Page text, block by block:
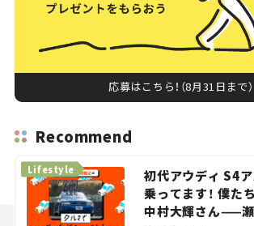
応募はこちら！（8月31日まで）
Recommend
初代アウディ S4ア
乗ってます！ 僕た
中村大輝さん——
Lifestyle